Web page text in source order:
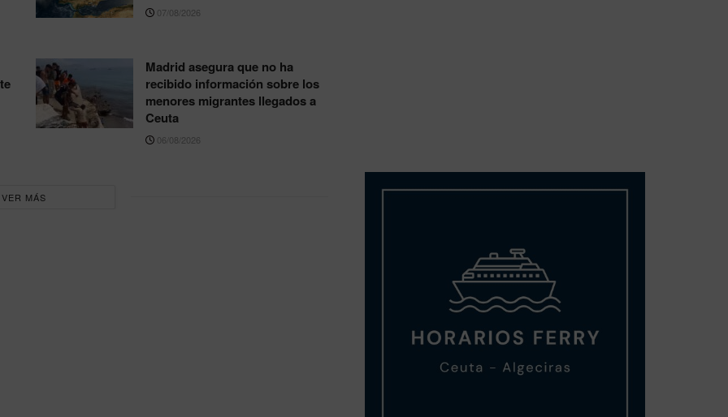
07/08/2026
Madrid asegura que no ha
recibido información sobre los
menores migrantes llegados a
Ceuta
06/08/2026
VER MÁS